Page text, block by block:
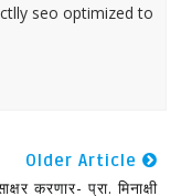
seo optimized to
Older Article
करणार- प्रा. मिनाक्षी